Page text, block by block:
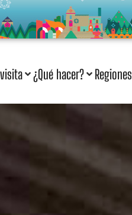
¿Qué hacer? Regiones